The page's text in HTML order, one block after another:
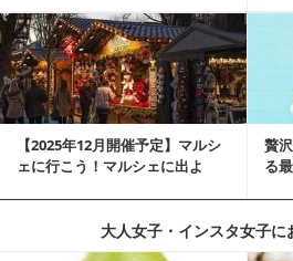
【2025年12月開催予定】マルシ
ェに行こう！マルシェに出よ
贅
る
大人女子・インスタ女子に